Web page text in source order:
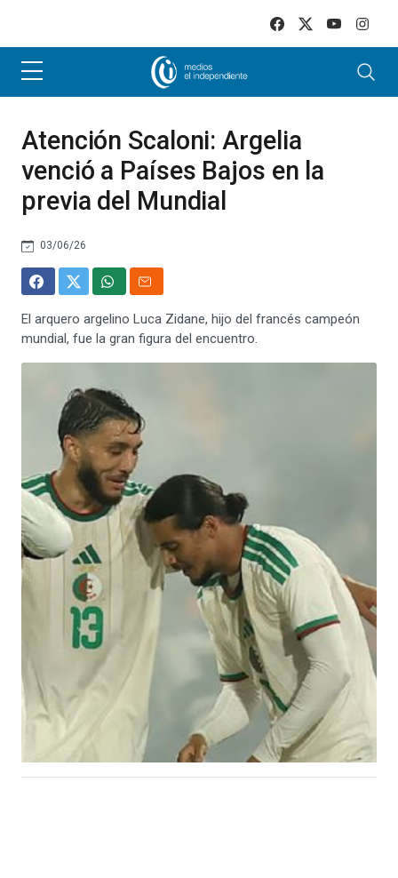
Atención Scaloni: Argelia
venció a Países Bajos en la
previa del Mundial
03/06/26
El arquero argelino Luca Zidane, hijo del francés campeón
mundial, fue la gran figura del encuentro.